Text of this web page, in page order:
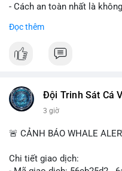
- Cách an toàn nhất là
-#binancesquare
$btc
📰 Nguồn: CoinDesk
Đọc thêm
Đội Trinh Sát Cá
3 giờ
🚨 CẢNH BÁO WHALE
Chi tiết giao dịch: